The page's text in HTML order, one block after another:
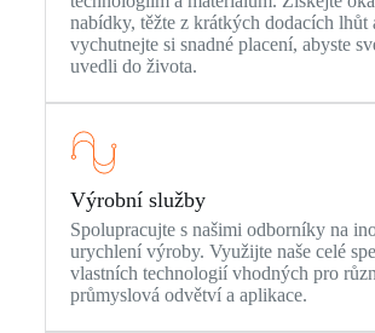
nabídky, těžte z krátkých dodacích lhůt
vychutnejte si snadné placení, abyste
uvedli do života.
Výrobní služby
Spolupracujte s našimi odborníky na
urychlení výroby. Využijte naše celé
vlastních technologií vhodných pro
průmyslová odvětví a aplikace.